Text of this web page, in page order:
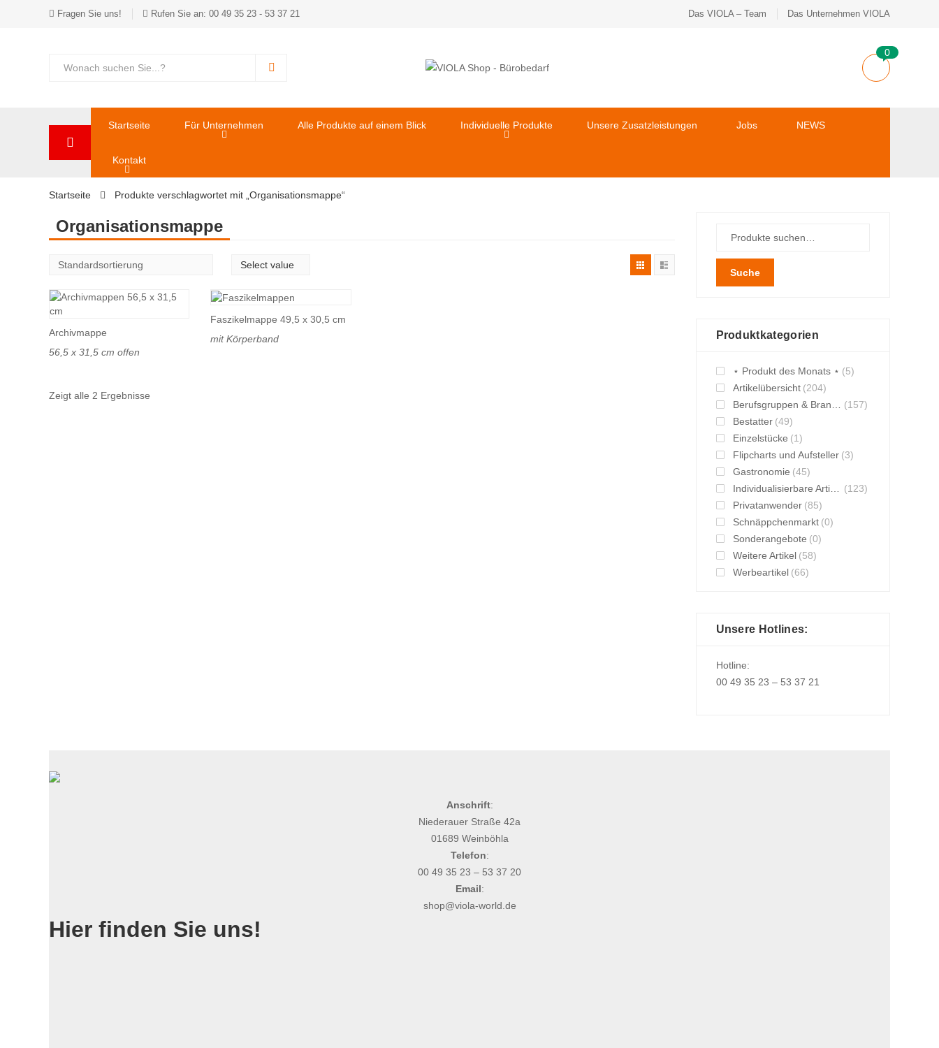
Fragen Sie uns! Rufen Sie an: 00 49 35 23 - 53 37 21 Das VIOLA – Team Das Unternehmen VIOLA
0
Startseite Für Unternehmen Alle Produkte auf einem Blick Individuelle Produkte Unsere Zusatzleistungen Jobs NEWS
Kontakt
Startseite Produkte verschlagwortet mit „Organisationsmappe“
Organisationsmappe
Archivmappe
56,5 x 31,5 cm offen
Faszikelmappe 49,5 x 30,5 cm
mit Körperband
Zeigt alle 2 Ergebnisse
Suche
Produktkategorien
⋆ Produkt des Monats ⋆ (5)
Artikelübersicht (204)
Berufsgruppen & Branchen
(157)
Bestatter (49)
Einzelstücke (1)
Flipcharts und Aufsteller (3)
Gastronomie (45)
Individualisierbare Artikel
(123)
Privatanwender (85)
Schnäppchenmarkt (0)
Sonderangebote (0)
Weitere Artikel (58)
Werbeartikel (66)
Unsere Hotlines:
Hotline:
00 49 35 23 – 53 37 21
Anschrift:
Niederauer Straße 42a
01689 Weinböhla
Telefon:
00 49 35 23 – 53 37 20
Email:
shop@viola-world.de
Hier finden Sie uns!